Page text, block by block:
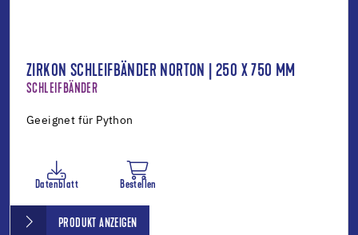
ZIRKON SCHLEIFBÄNDER NORTON | 250 X 750 MM
SCHLEIFBÄNDER
Geeignet für Python
Datenblatt Bestellen
PRODUKT ANZEIGEN